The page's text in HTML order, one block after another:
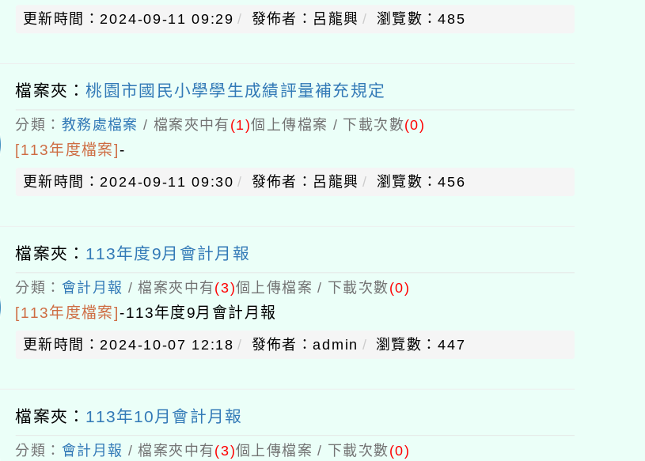
更新時間：2024-09-11 09:29 發佈者：呂龍興 瀏覽數：485
檔案夾：桃園市國民小學學生成績評量補充規定
分類： 教務處檔案 / 檔案夾中有 (1)個上傳檔案 / 下載次數(0)
[113年度檔案]-
更新時間：2024-09-11 09:30 發佈者：呂龍興 瀏覽數：456
檔案夾： 113年度9月會計月報
分類： 會計月報 / 檔案夾中有(3)個上傳檔案 / 下載次數(0)
[113年度檔案]-113年度9月會計月報
更新時間：2024-10-07 12:18 發佈者：admin 瀏覽數：447
檔案夾： 113年10月會計月報
分類： 會計月報 / 檔案夾中有(3)個上傳檔案 / 下載次數(0)